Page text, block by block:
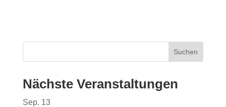
Nächste Veranstaltungen
Sep. 13